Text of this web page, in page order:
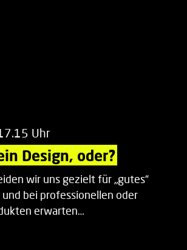
Uhr
Design, oder?
wir uns gezielt für „gutes“
und bei professionellen oder
erwarten…